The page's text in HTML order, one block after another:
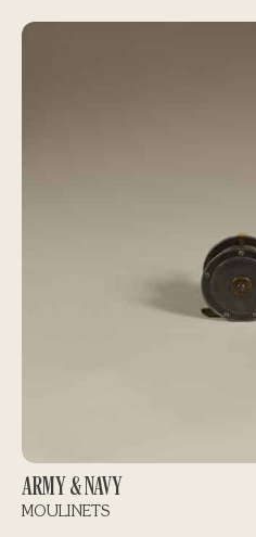
ARMY & NAVY
MOULINETS